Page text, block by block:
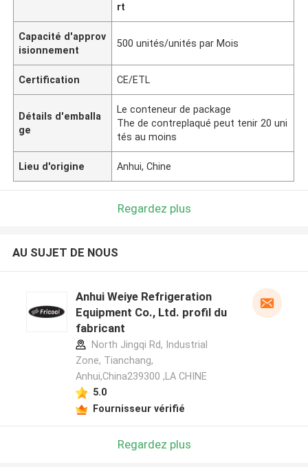
rt
Capacité d'approv
isionnement
500 unités/unités par Mois
Certification CE/ETL
Détails d'emballa
ge
Le conteneur de package
The de contreplaqué peut tenir 20 uni
tés au moins
Lieu d'origine Anhui, Chine
Regardez plus
AU SUJET DE NOUS
Anhui Weiye Refrigeration
Equipment Co., Ltd. profil du
fabricant
North Jingqi Rd, Industrial
Zone, Tianchang,
Anhui,China239300 ,LA CHINE
5.0
Fournisseur vérifié
Regardez plus